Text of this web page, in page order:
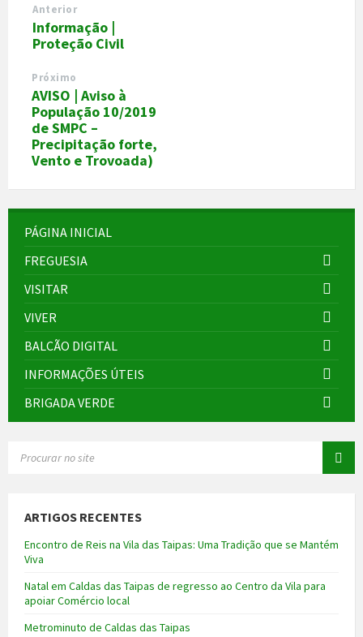
Anterior
Informação |
Proteção Civil
Próximo
AVISO | Aviso à
População 10/2019
de SMPC –
Precipitação forte,
Vento e Trovoada)
PÁGINA INICIAL
FREGUESIA
VISITAR
VIVER
BALCÃO DIGITAL
INFORMAÇÕES ÚTEIS
BRIGADA VERDE
ARTIGOS RECENTES
Encontro de Reis na Vila das Taipas: Uma Tradição que se Mantém
Viva
Natal em Caldas das Taipas de regresso ao Centro da Vila para
apoiar Comércio local
Metrominuto de Caldas das Taipas